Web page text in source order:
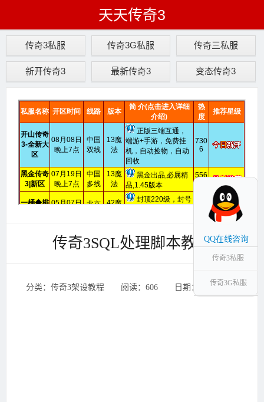
天天传奇3
传奇3私服 传奇3G私服 传奇三私服
新开传奇3 最新传奇3 变态传奇3
传奇3SQL处理脚本教程
分类：传奇3架设教程 ‌‍阅读：606 ‌‍日期：2026-06-16
QQ在线咨询
传奇3私服
传奇3G私服